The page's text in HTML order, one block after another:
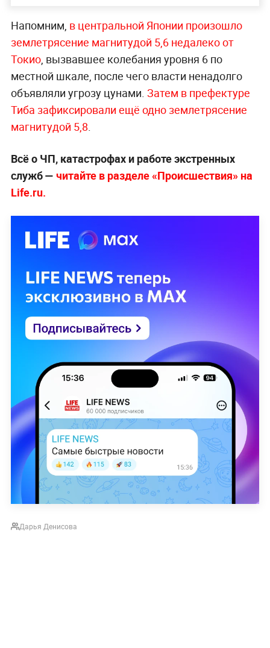
Напомним, в центральной Японии произошло
землетрясение магнитудой 5,6 недалеко от
Токио, вызвавшее колебания уровня 6 по
местной шкале, после чего власти ненадолго
объявляли угрозу цунами. Затем в префектуре
Тиба зафиксировали ещё одно землетрясение
магнитудой 5,8
Всё о ЧП, катастрофах и работе экстренных
служб — читайте в разделе «Происшествия» на
Life.ru.
Дарья Денисова